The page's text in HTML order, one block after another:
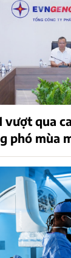
vượt qua
phó mùa